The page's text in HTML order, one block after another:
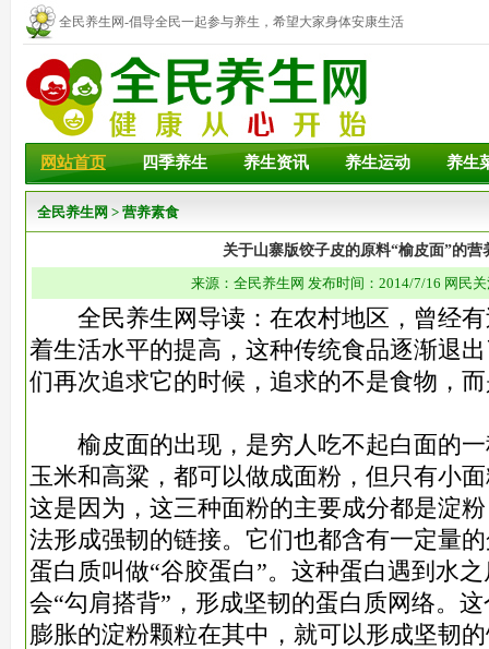
全民养生网-倡导全民一起参与养生，希望大家身体安康生活
幸福！
网站首页 四季养生 养生资讯 养生运动 养生
全民养生网 > 营养素食
关于山寨版饺子皮的原料“榆皮面”的营
来源：全民养生网 发布时间：2014/7/16 网民
全民养生网导读：在农村地区，曾经有
着生活水平的提高，这种传统食品逐渐退
们再次追求它的时候，追求的不是食物，
榆皮面的出现，是穷人吃不起白面的一
玉米和高粱，都可以做成面粉，但只有小
这是因为，这三种面粉的主要成分都是淀
法形成强韧的链接。它们也都含有一定量
蛋白质叫做“谷胶蛋白”。这种蛋白遇到水
会“勾肩搭背”，形成坚韧的蛋白质网络。
膨胀的淀粉颗粒在其中，就可以形成坚韧